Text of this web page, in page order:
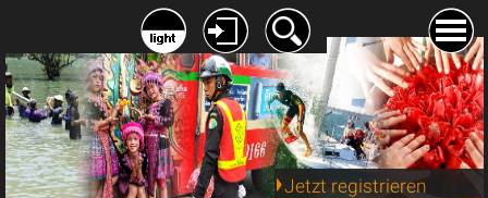
Jetzt registrieren